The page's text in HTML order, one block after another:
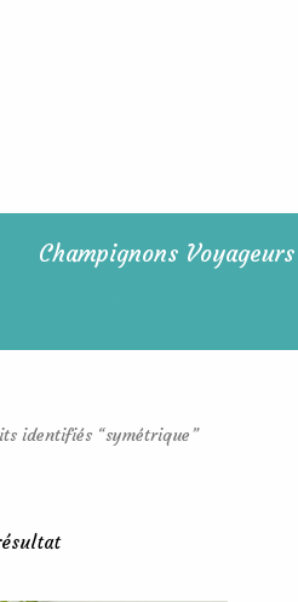
Champignons Voyageurs
identifiés “symétrique”